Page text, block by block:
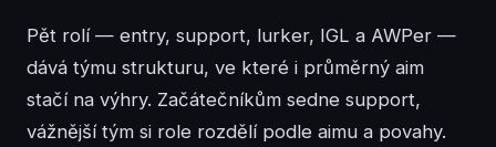
Pět rolí — entry, support, lurker, IGL a AWPer —
dává týmu strukturu, ve které i průměrný aim
stačí na výhry. Začátečníkům sedne support,
vážnější tým si role rozdělí podle aimu a povahy.